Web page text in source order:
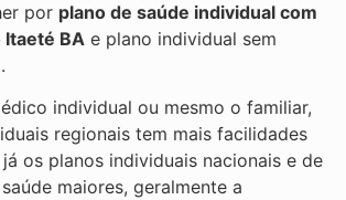
por plano de saúde individual com
Itaeté BA e plano individual sem
individual ou mesmo o familiar,
regionais tem mais facilidades
os planos individuais nacionais e de
maiores, geralmente a